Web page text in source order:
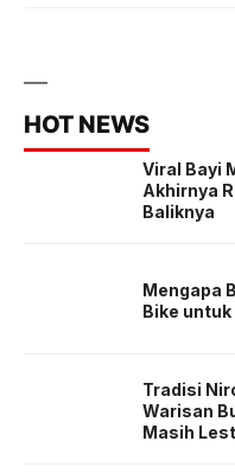
HOT NEWS
Viral Bayi
Akhirnya
Baliknya
Mengapa
Bike
Tradisi
Warisan
Masih